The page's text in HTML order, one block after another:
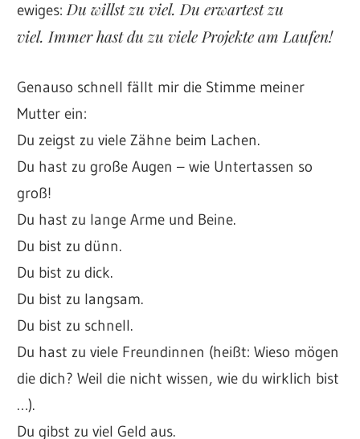
ewiges:Du willst zu viel. Du erwartest zu
viel. Immer hast du zu viele Projekte am Laufen!
Genauso schnell fällt mir die Stimme meiner
Mutter ein:
Du zeigst zu viele Zähne beim Lachen.
Du hast zu große Augen – wie Untertassen so
groß!
Du hast zu lange Arme und Beine.
Du bist zu dünn.
Du bist zu dick.
Du bist zu langsam.
Du bist zu schnell.
Du hast zu viele Freundinnen (heißt: Wieso mögen
die dich? Weil die nicht wissen, wie du wirklich bist
…).
Du gibst zu viel Geld aus.